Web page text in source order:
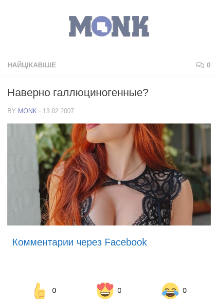
НАЙЦІКАВІШЕ 0
Наверно галлюциногенные?
BY MONK · 13.02.2007
Комментарии через Facebook
0 0 0